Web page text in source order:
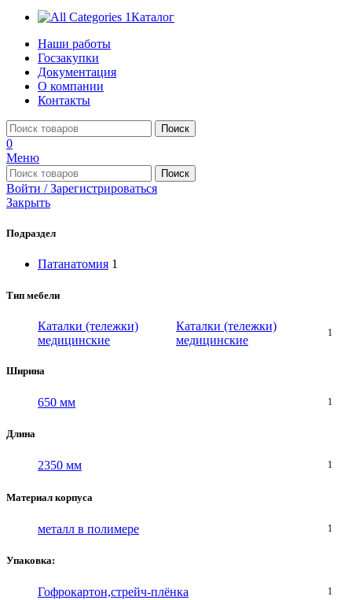
Каталог
Наши работы
Госзакупки
Документация
О компании
Контакты
Поиск
0
Меню
Поиск
Войти / Зарегистрироваться
Закрыть
Подраздел
Патанатомия 1
Тип мебели
Каталки (тележки)
медицинские
Каталки (тележки)
медицинские
1
Ширина
650 мм 1
Длина
2350 мм 1
Материал корпуса
металл в полимере 1
Упаковка:
Гофрокартон,стрейч-плёнка 1